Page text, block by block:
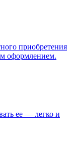
приобретения
оформлением.
ее — легко и